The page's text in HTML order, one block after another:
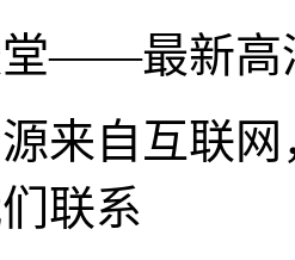
——最新高
来自互联
联系